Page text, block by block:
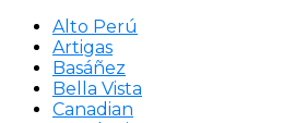
Alto Perú
Artigas
Basáñez
Bella Vista
Canadian